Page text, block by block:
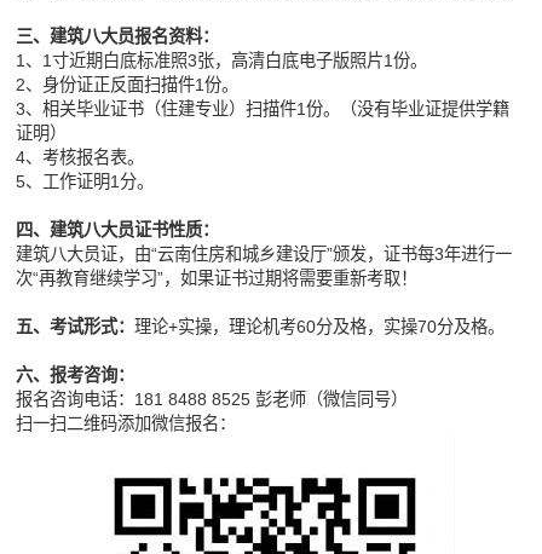
三、建筑八大员报名资料：
1、1寸近期白底标准照3张，高清白底电子版照片1份。
2、身份证正反面扫描件1份。
3、相关毕业证书（住建专业）扫描件1份。（没有毕业证提供学籍
证明）
4、考核报名表。
5、工作证明1分。
四、建筑八大员证书性质：
建筑八大员证，由“云南住房和城乡建设厅”颁发，证书每3年进行一
次“再教育继续学习”，如果证书过期将需要重新考取！
五、考试形式：理论+实操，理论机考60分及格，实操70分及格。
六、报考咨询：
报名咨询电话：181 8488 8525 彭老师（微信同号）
扫一扫二维码添加微信报名：